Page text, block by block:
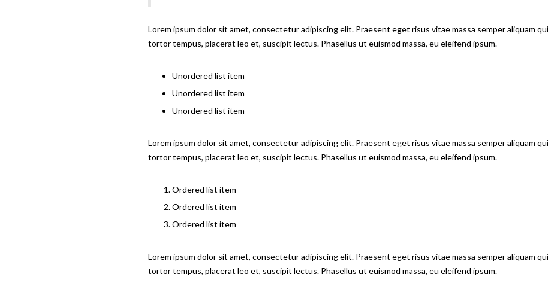
Lorem ipsum dolor sit amet, consectetur adipiscing elit. Praesent eget risus vitae massa semper aliquam
tortor tempus, placerat leo et, suscipit lectus. Phasellus ut euismod massa, eu eleifend ipsum.
Unordered list item
Unordered list item
Unordered list item
Lorem ipsum dolor sit amet, consectetur adipiscing elit. Praesent eget risus vitae massa semper aliquam
tortor tempus, placerat leo et, suscipit lectus. Phasellus ut euismod massa, eu eleifend ipsum.
Ordered list item
Ordered list item
Ordered list item
Lorem ipsum dolor sit amet, consectetur adipiscing elit. Praesent eget risus vitae massa semper aliquam
tortor tempus, placerat leo et, suscipit lectus. Phasellus ut euismod massa, eu eleifend ipsum.